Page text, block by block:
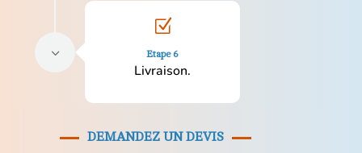
3
Z
Etape 6
Livraison.
DEMANDEZ UN DEVIS